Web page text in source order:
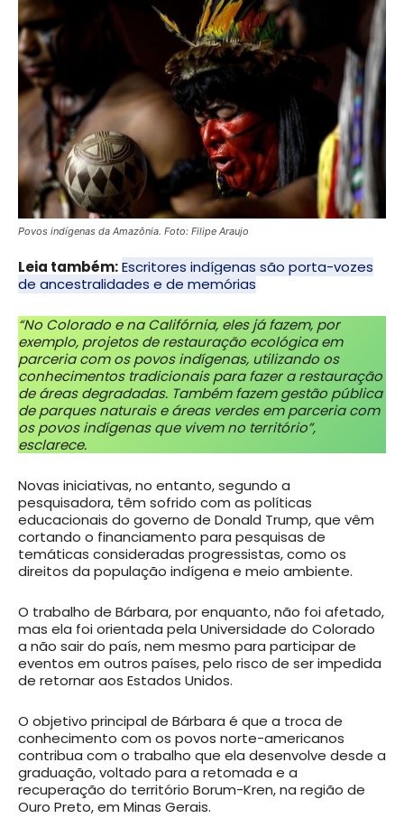
Povos indígenas da Amazônia. Foto: Filipe Araujo
Leia também:Escritores indígenas são porta-vozes
de ancestralidades e de memórias
“No Colorado e na Califórnia, eles já fazem, por
exemplo, projetos de restauração ecológica em
parceria com os povos indígenas, utilizando os
conhecimentos tradicionais para fazer a restauração
de áreas degradadas. Também fazem gestão pública
de parques naturais e áreas verdes em parceria com
os povos indígenas que vivem no território”,
esclarece.
Novas iniciativas, no entanto, segundo a
pesquisadora, têm sofrido com as políticas
educacionais do governo de Donald Trump, que vêm
cortando o financiamento para pesquisas de
temáticas consideradas progressistas, como os
direitos da população indígena e meio ambiente.
O trabalho de Bárbara, por enquanto, não foi afetado,
mas ela foi orientada pela Universidade do Colorado
a não sair do país, nem mesmo para participar de
eventos em outros países, pelo risco de ser impedida
de retornar aos Estados Unidos.
O objetivo principal de Bárbara é que a troca de
conhecimento com os povos norte-americanos
contribua com o trabalho que ela desenvolve desde a
graduação, voltado para a retomada e a
recuperação do território Borum-Kren, na região de
Ouro Preto, em Minas Gerais.